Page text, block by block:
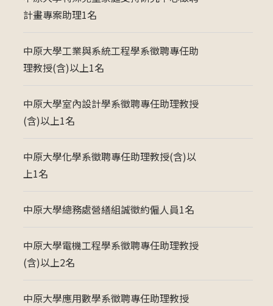
計畫專案助理1名
中原大學工業與系統工程學系徵聘專任助
理教授(含)以上1名
中原大學室內設計學系徵聘專任助理教授
(含)以上1名
中原大學化學系徵聘專任助理教授(含)以
上1名
中原大學總務處營繕組誠徵約僱人員1名
中原大學電機工程學系徵聘專任助理教授
(含)以上2名
中原大學應用數學系徵聘專任助理教授